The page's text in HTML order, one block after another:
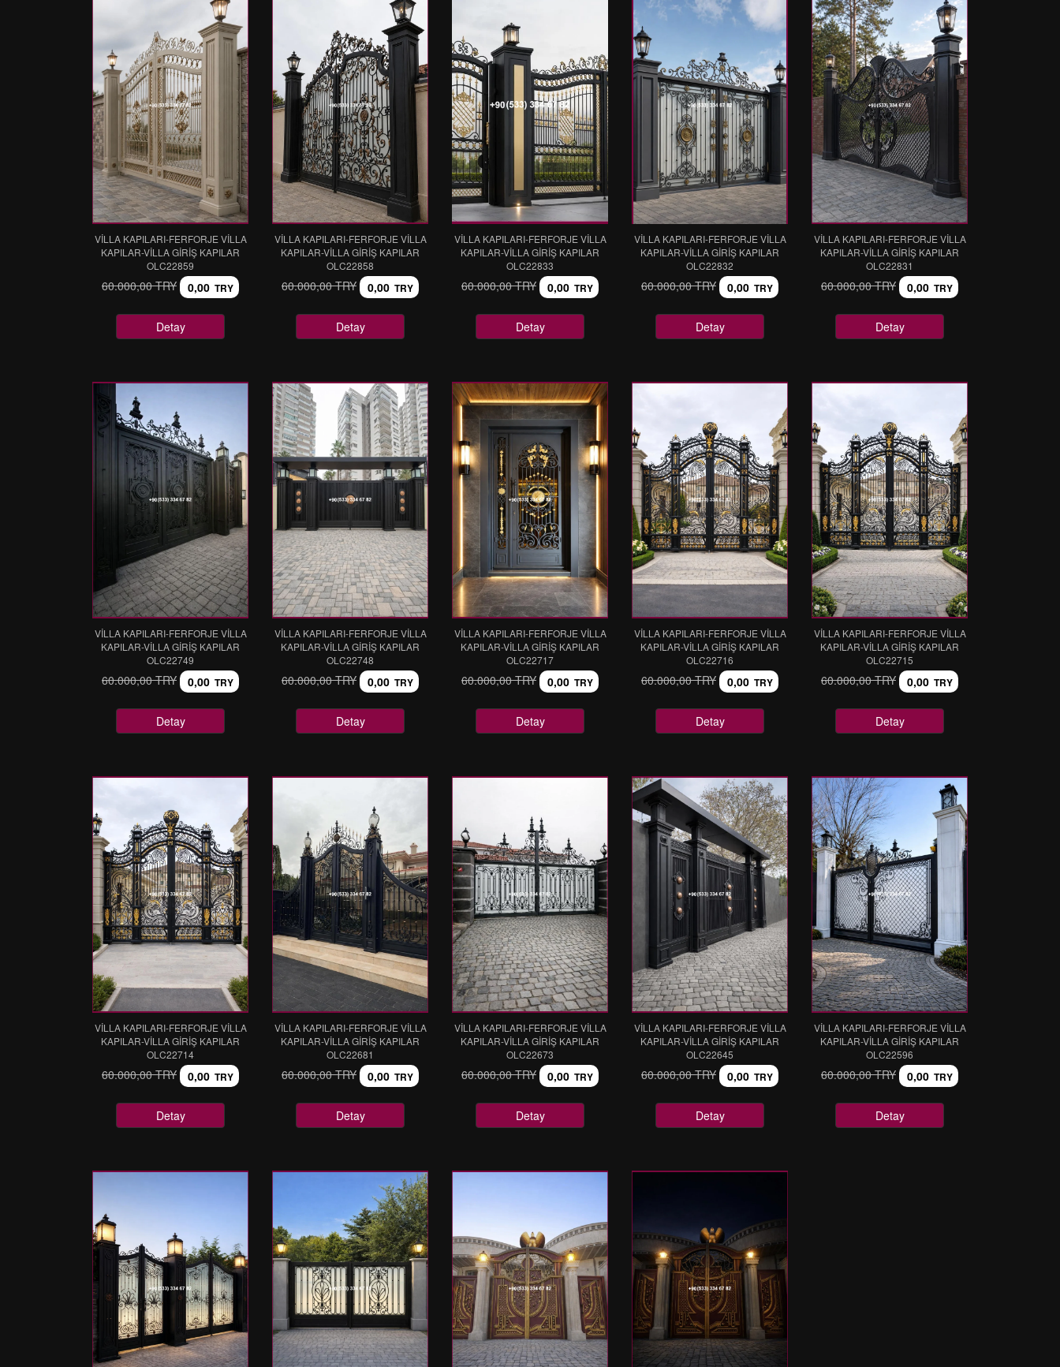
VİLLA KAPILARI-FERFORJE VİLLA
KAPILAR-VİLLA GİRİŞ KAPILAR
OLC22859
60.000,00 TRY 0,00 TRY
Detay
VİLLA KAPILARI-FERFORJE VİLLA
KAPILAR-VİLLA GİRİŞ KAPILAR
OLC22858
60.000,00 TRY 0,00 TRY
Detay
VİLLA KAPILARI-FERFORJE VİLLA
KAPILAR-VİLLA GİRİŞ KAPILAR
OLC22833
60.000,00 TRY 0,00 TRY
Detay
VİLLA KAPILARI-FERFORJE VİLLA
KAPILAR-VİLLA GİRİŞ KAPILAR
OLC22832
60.000,00 TRY 0,00 TRY
Detay
VİLLA KAPILARI-FERFORJE VİLLA
KAPILAR-VİLLA GİRİŞ KAPILAR
OLC22831
60.000,00 TRY 0,00 TRY
Detay
VİLLA KAPILARI-FERFORJE VİLLA
KAPILAR-VİLLA GİRİŞ KAPILAR
OLC22749
60.000,00 TRY 0,00 TRY
Detay
VİLLA KAPILARI-FERFORJE VİLLA
KAPILAR-VİLLA GİRİŞ KAPILAR
OLC22748
60.000,00 TRY 0,00 TRY
Detay
VİLLA KAPILARI-FERFORJE VİLLA
KAPILAR-VİLLA GİRİŞ KAPILAR
OLC22717
60.000,00 TRY 0,00 TRY
Detay
VİLLA KAPILARI-FERFORJE VİLLA
KAPILAR-VİLLA GİRİŞ KAPILAR
OLC22716
60.000,00 TRY 0,00 TRY
Detay
VİLLA KAPILARI-FERFORJE VİLLA
KAPILAR-VİLLA GİRİŞ KAPILAR
OLC22715
60.000,00 TRY 0,00 TRY
Detay
VİLLA KAPILARI-FERFORJE VİLLA
KAPILAR-VİLLA GİRİŞ KAPILAR
OLC22714
60.000,00 TRY 0,00 TRY
Detay
VİLLA KAPILARI-FERFORJE VİLLA
KAPILAR-VİLLA GİRİŞ KAPILAR
OLC22681
60.000,00 TRY 0,00 TRY
Detay
VİLLA KAPILARI-FERFORJE VİLLA
KAPILAR-VİLLA GİRİŞ KAPILAR
OLC22673
60.000,00 TRY 0,00 TRY
Detay
VİLLA KAPILARI-FERFORJE VİLLA
KAPILAR-VİLLA GİRİŞ KAPILAR
OLC22645
60.000,00 TRY 0,00 TRY
Detay
VİLLA KAPILARI-FERFORJE VİLLA
KAPILAR-VİLLA GİRİŞ KAPILAR
OLC22596
60.000,00 TRY 0,00 TRY
Detay